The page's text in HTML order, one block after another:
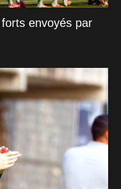
envoyés par